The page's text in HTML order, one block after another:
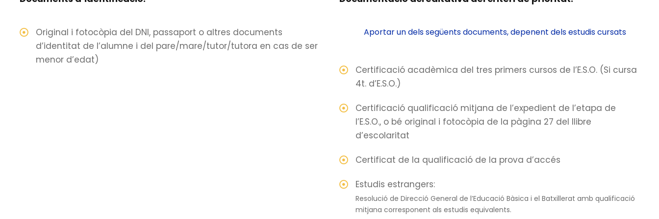
Original i fotocòpia del DNI, passaport o altres documents
d’identitat de l’alumne i del pare/mare/tutor/tutora en cas de ser
menor d’edat)
Aportar un dels següents documents, depenent dels estudis cursats
Certificació acadèmica del tres primers cursos de I’E.S.O. (Si cursa
4t. d’E.S.O.)
Certificació qualificació mitjana de l’expedient de l’etapa de
I’E.S.O., o bé original i fotocòpia de la pàgina 27 del llibre
d’escolaritat
Certificat de la qualificació de la prova d’accés
Estudis estrangers:
Resolució de Direcció General de l’Educació Bàsica i el Batxillerat amb qualificació
mitjana corresponent als estudis equivalents.